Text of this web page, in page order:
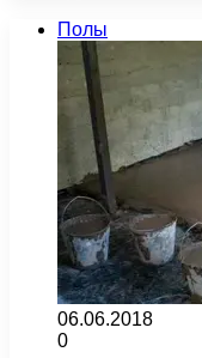
Полы
06.06.2018
0